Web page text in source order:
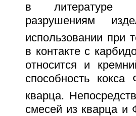
в литературе
разрушениям
использовании при
в контакте с
относится и
способность
кварца.
смесей из кварца и